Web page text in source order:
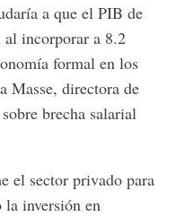
a que el PIB de
incorporar a 8.2
formal en los
Masse, directora de
brecha salarial
el sector privado para
la inversión en